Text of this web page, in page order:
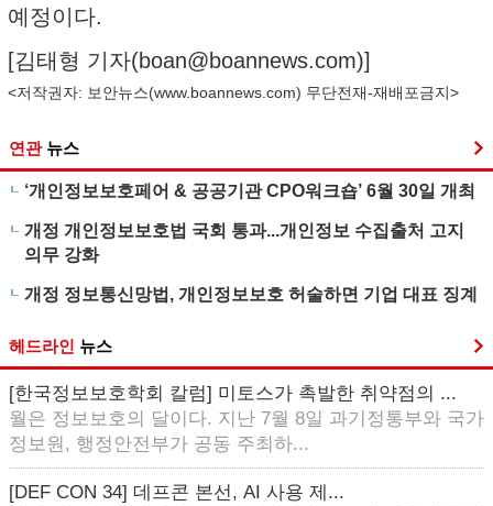
예정이다.
[김태형 기자(boan@boannews.com)]
<저작권자: 보안뉴스(www.boannews.com) 무단전재-재배포금지>
연관 뉴스
‘개인정보보호페어 & 공공기관 CPO워크숍’ 6월 30일 개최
개정 개인정보보호법 국회 통과...개인정보 수집출처 고지
의무 강화
개정 정보통신망법, 개인정보보호 허술하면 기업 대표 징계
헤드라인 뉴스
[한국정보보호학회 칼럼] 미토스가 촉발한 취약점의 ...
월은 정보보호의 달이다. 지난 7월 8일 과기정통부와 국가
정보원, 행정안전부가 공동 주최하...
[DEF CON 34] 데프콘 본선, AI 사용 제...